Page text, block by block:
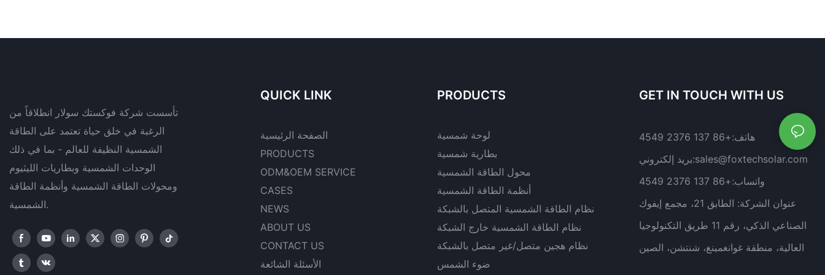
تأسست شركة فوكستك سولار انطلاقاً من
الرغبة في خلق حياة تعتمد على الطاقة
الشمسية النظيفة للعالم - بما في ذلك
الوحدات الشمسية وبطاريات الليثيوم
ومحولات الطاقة الشمسية وأنظمة الطاقة
الشمسية.
QUICK LINK
الصفحة الرئيسية
PRODUCTS
ODM&OEM SERVICE
CASES
NEWS
ABOUT US
CONTACT US
الأسئلة الشائعة
PRODUCTS
لوحة شمسية
بطارية شمسية
محول الطاقة الشمسية
أنظمة الطاقة الشمسية
نظام الطاقة الشمسية المتصل بالشبكة
نظام الطاقة الشمسية خارج الشبكة
نظام هجين متصل/غير متصل بالشبكة
ضوء الشمس
GET IN TOUCH WITH US
هاتف:+86 137 2376 4549
بريد إلكتروني:sales@foxtechsolar.com
واتساب:+86 137 2376 4549
عنوان الشركة:
الطابق 21، مجمع إيفوك
الصناعي الذكي، رقم 11 طريق التكنولوجيا
العالية، منطقة غوانغمينغ، شنتشن، الصين